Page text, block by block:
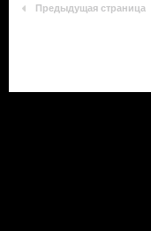
Предыдущая страница